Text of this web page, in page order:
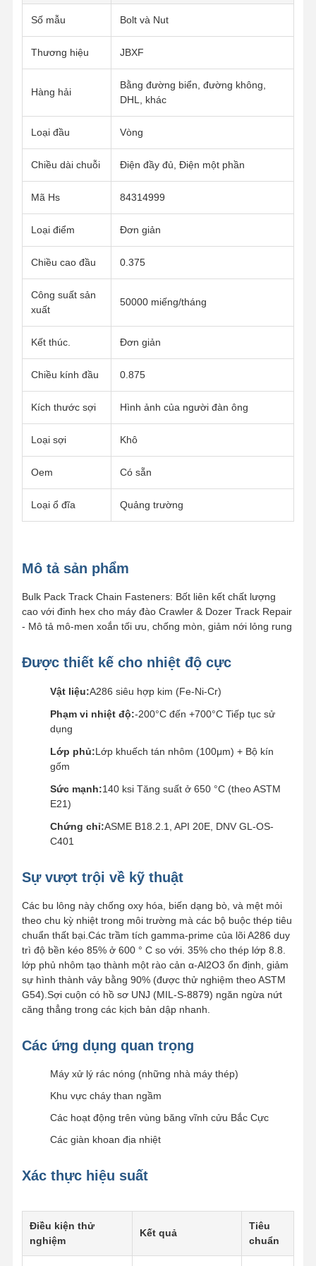
Về Chúng
Tôi
Tham Quan
Nhà Máy
Tin Tức
Các Trường
THEO DÕI BU LÔNG
Vòng tròn đường ray
Bolt răng xô
Đói bánh xe xe tải
Bu lông và đai ốc
Theo dõi bu lông giày
Số mẫu Bolt và Nut
Thương hiệu JBXF
Hàng hải
Bằng đường biển, đường không,
DHL, khác
Loại đầu Vòng
Chiều dài chuỗi Điện đầy đủ, Điện một phần
Mã Hs 84314999
Loại điểm Đơn giản
Chiều cao đầu 0.375
Công suất sản
xuất
50000 miếng/tháng
Kết thúc. Đơn giản
Chiều kính đầu 0.875
Kích thước sợi Hình ảnh của người đàn ông
Loại sợi Khô
Oem Có sẵn
Loại ổ đĩa Quảng trường
Mô tả sản phẩm
Bulk Pack Track Chain Fasteners: Bốt liên kết chất lượng
cao với đinh hex cho máy đào Crawler & Dozer Track Repair
- Mô tả mô-men xoắn tối ưu, chống mòn, giảm nới lỏng rung
Được thiết kế cho nhiệt độ cực
Vật liệu:A286 siêu hợp kim (Fe-Ni-Cr)
Phạm vi nhiệt độ:-200°C đến +700°C Tiếp tục sử
dụng
Lớp phủ:Lớp khuếch tán nhôm (100μm) + Bộ kín
gốm
Sức mạnh:140 ksi Tăng suất ở 650 °C (theo ASTM
E21)
Chứng chỉ:ASME B18.2.1, API 20E, DNV GL-OS-
C401
Sự vượt trội về kỹ thuật
Các bu lông này chống oxy hóa, biến dạng bò, và mệt mỏi
theo chu kỳ nhiệt trong môi trường mà các bộ buộc thép tiêu
chuẩn thất bại.Các trầm tích gamma-prime của lõi A286 duy
trì độ bền kéo 85% ở 600 ° C so với. 35% cho thép lớp 8.8.
lớp phủ nhôm tạo thành một rào cản α-Al2O3 ổn định, giảm
sự hình thành vảy bằng 90% (được thử nghiệm theo ASTM
G54).Sợi cuộn có hồ sơ UNJ (MIL-S-8879) ngăn ngừa nứt
căng thẳng trong các kịch bản dập nhanh.
Các ứng dụng quan trọng
Máy xử lý rác nóng (những nhà máy thép)
Khu vực cháy than ngầm
Các hoạt động trên vùng băng vĩnh cửu Bắc Cực
Các giàn khoan địa nhiệt
Xác thực hiệu suất
Điều kiện thử
nghiệm
Kết quả
Tiêu
chuẩn